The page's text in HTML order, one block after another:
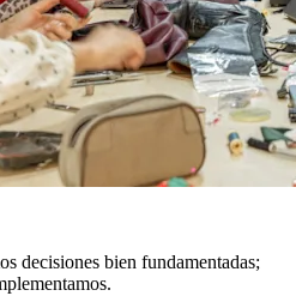
decisiones bien fundamentadas;